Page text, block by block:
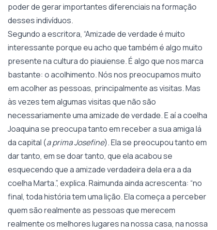
poder de gerar importantes diferenciais na formação
desses indivíduos.
Segundo a escritora, “Amizade de verdade é muito
interessante porque eu acho que também é algo muito
presente na cultura do piauiense. É algo que nos marca
bastante: o acolhimento. Nós nos preocupamos muito
em acolher as pessoas, principalmente as visitas. Mas
às vezes tem algumas visitas que não são
necessariamente uma amizade de verdade. E aí a coelha
Joaquina se preocupa tanto em receber a sua amiga lá
da capital (a prima Josefine). Ela se preocupou tanto em
dar tanto, em se doar tanto, que ela acabou se
esquecendo que a amizade verdadeira dela era a da
coelha Marta.”, explica. Raimunda ainda acrescenta: “no
final, toda história tem uma lição. Ela começa a perceber
quem são realmente as pessoas que merecem
realmente os melhores lugares na nossa casa, na nossa